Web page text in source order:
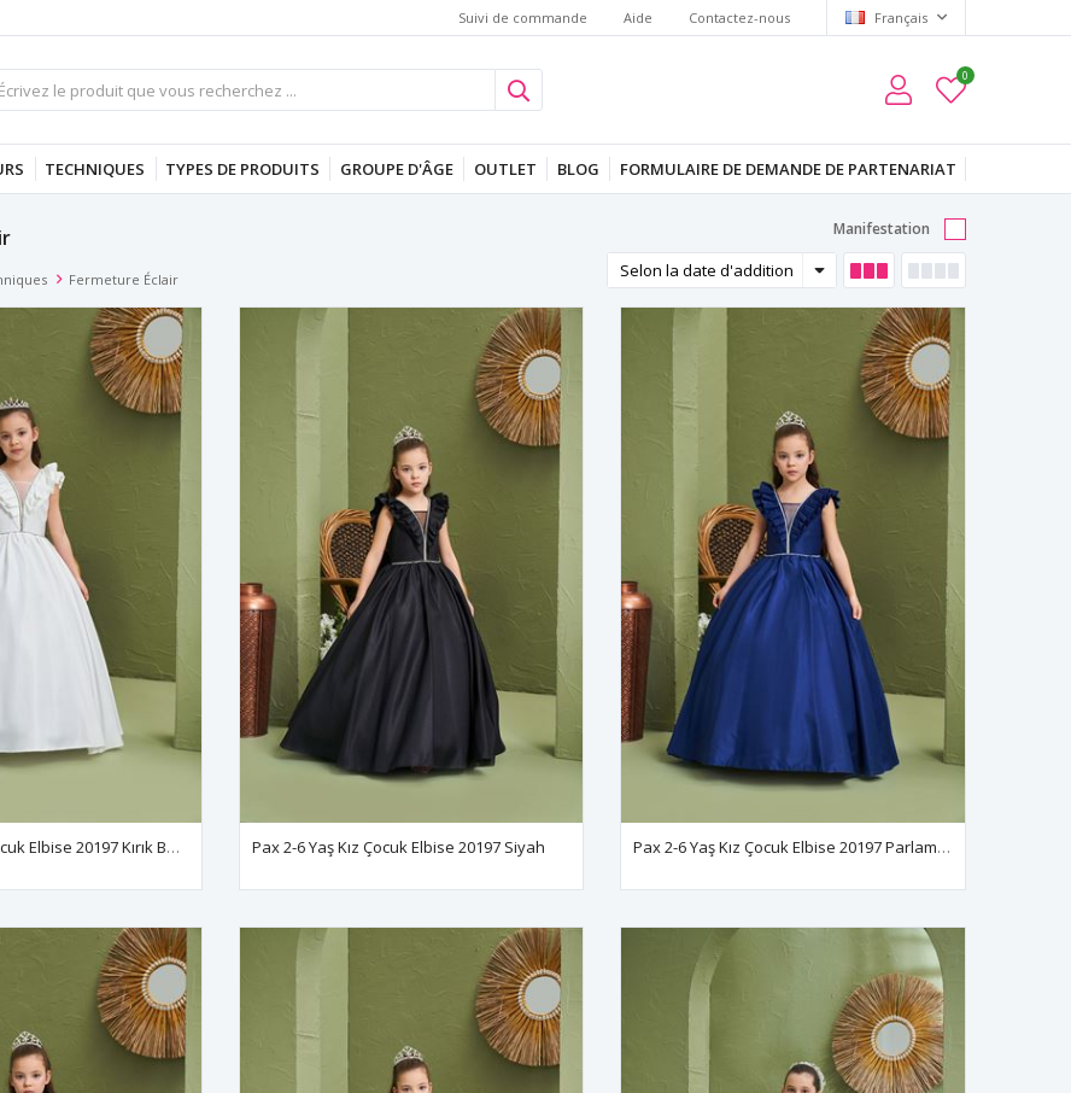
Suivi de commande Aide Contactez-nous Français
0
TECHNIQUES TYPES DE PRODUITS GROUPE D'ÂGE OUTLET BLOG FORMULAIRE DE DEMANDE DE PARTENARIAT
Fermeture Éclair
Manifestation
Pax 2-6 Yaş Kız Çocuk Elbise 20197 Kırık Beyaz Pax 2-6 Yaş Kız Çocuk Elbise 20197 Siyah Pax 2-6 Yaş Kız Çocuk Elbise 20197 Parlament